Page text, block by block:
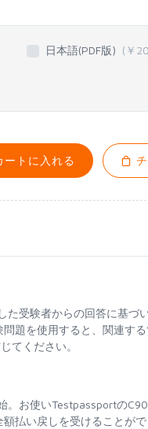
日本語(PDF版) (￥
ートに入れる
受験者からの回答に基づ
題を使用すると、関連す
てください。
。お使いTestpassportの
払い戻しを受けることがで